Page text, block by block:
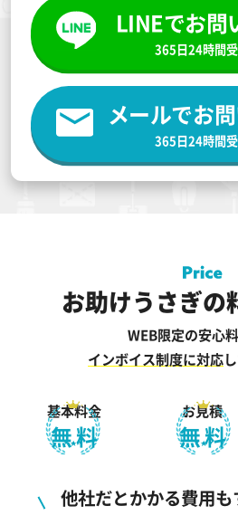
LINEでお問
365日24時間受
メールでお
365日24時間受
お助けうさぎの
WEB限定の安心料
インボイス制度に対応
基本料金
無料
お見積
無料
他社だとかかる費用も